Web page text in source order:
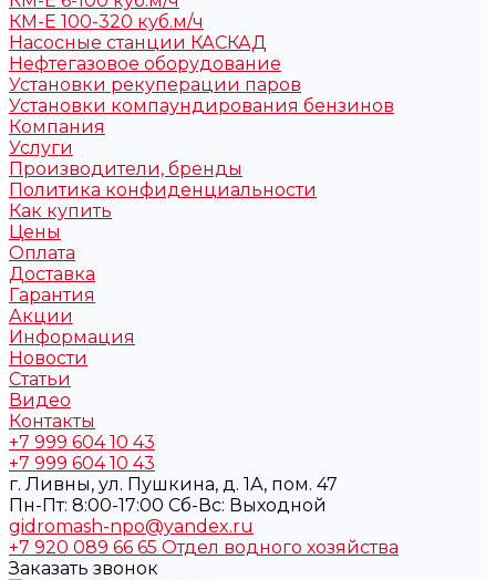
КМ-Е 100-320 куб.м/ч
Насосные станции КАСКАД
Нефтегазовое оборудование
Установки рекуперации паров
Установки компаундирования бензинов
Компания
Услуги
Производители, бренды
Политика конфиденциальности
Как купить
Цены
Оплата
Доставка
Гарантия
Акции
Информация
Новости
Статьи
Видео
Контакты
+7 999 604 10 43
+7 999 604 10 43
г. Ливны, ул. Пушкина, д. 1А, пом. 47
Пн-Пт: 8:00-17:00 Cб-Вс: Выходной
gidromash-npo@yandex.ru
+7 920 089 66 65 Отдел водного хозяйства
Заказать звонок